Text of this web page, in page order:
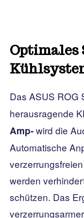
Optimales
Das ASUS ROG
herausragende
Amp-wird die
Automatische
werden
schützen. Das